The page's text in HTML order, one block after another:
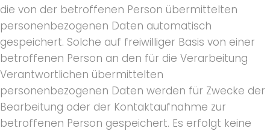
die von der betroffenen Person übermittelten
personenbezogenen Daten automatisch
gespeichert. Solche auf freiwilliger Basis von einer
betroffenen Person an den für die Verarbeitung
Verantwortlichen übermittelten
personenbezogenen Daten werden für Zwecke der
Bearbeitung oder der Kontaktaufnahme zur
betroffenen Person gespeichert. Es erfolgt keine